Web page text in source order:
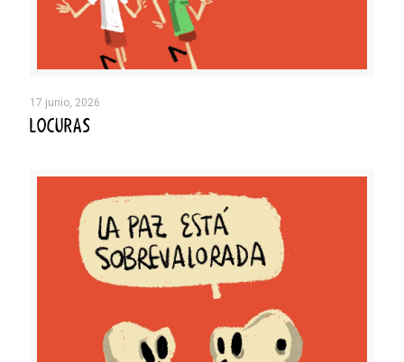
17 junio, 2026
LOCURAS